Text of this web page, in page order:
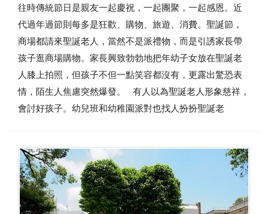
往時傳統節日是親友一起慶祝，一起團聚，一起感恩。近
代過年過節則每多是狂歡、購物、旅遊、消費。聖誕節，
商場都請來聖誕老人，當然不是派禮物，而是引誘家長帶
孩子逛商場購物。家長興致勃勃地把年幼子女放在聖誕老
人膝上拍照，但孩子不但一點笑容都沒有，更露出驚恐表
情，陌生人焦慮突然爆發。 有人以為聖誕老人形象慈祥，
會討好孩子。幼兒班和幼稚園派對也找人扮扮聖誕老